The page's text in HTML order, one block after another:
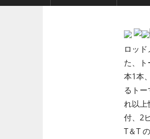
ロッ
た、
本1本
るト
れ以上
付、2
T＆T